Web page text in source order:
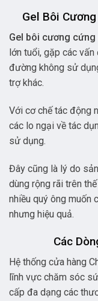
Gel Bôi
Gel bôi cương cứng
lớn tuổi, gặp các vấn
đường không sử
trợ khác.
Với cơ chế tác động
các lo ngại về tác
sử dụng.
Đây cũng là lý do
dùng rộng rãi trên
nhiều quý ông muốn
nhưng hiệu quả.
Các
Hệ thống cửa hàng
lĩnh vực chăm sóc
cấp đa dạng các